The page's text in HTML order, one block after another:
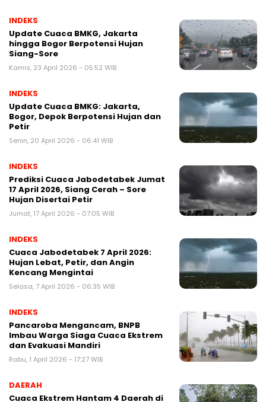
INDEKS
Update Cuaca BMKG, Jakarta
hingga Bogor Berpotensi Hujan
Siang-Sore
Kamis, 23 April 2026 - 05:52 WIB
INDEKS
Update Cuaca BMKG: Jakarta,
Bogor, Depok Berpotensi Hujan dan
Petir
Senin, 20 April 2026 - 06:41 WIB
INDEKS
Prediksi Cuaca Jabodetabek Jumat
17 April 2026, Siang Cerah – Sore
Hujan Disertai Petir
Jumat, 17 April 2026 - 07:05 WIB
INDEKS
Cuaca Jabodetabek 7 April 2026:
Hujan Lebat, Petir, dan Angin
Kencang Mengintai
Selasa, 7 April 2026 - 06:35 WIB
INDEKS
Pancaroba Mengancam, BNPB
Imbau Warga Siaga Cuaca Ekstrem
dan Evakuasi Mandiri
Rabu, 1 April 2026 - 17:27 WIB
DAERAH
Cuaca Ekstrem Hantam 4 Daerah di